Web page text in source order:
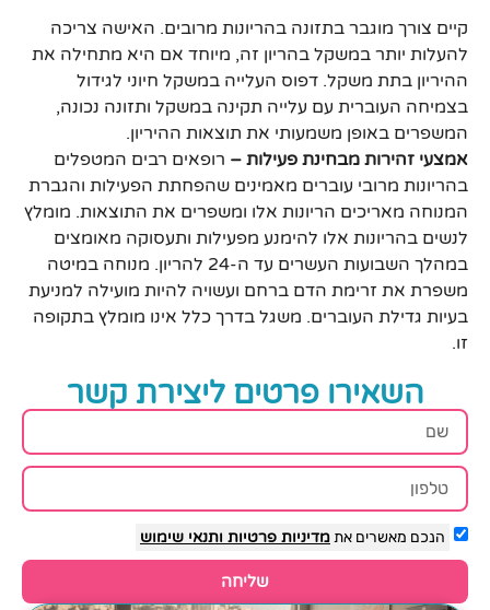
קיים צורך מוגבר בתזונה בהריונות מרובים. האישה צריכה
להעלות יותר במשקל בהריון זה, מיוחד אם היא מתחילה את
ההיריון בתת משקל. דפוס העלייה במשקל חיוני לגידול
בצמיחה העוברית עם עלייה תקינה במשקל ותזונה נכונה,
המשפרים באופן משמעותי את תוצאות ההיריון.
אמצעי זהירות מבחינת פעילות – רופאים רבים המטפלים
בהריונות מרובי עוברים מאמינים שהפחתת הפעילות והגברת
המנוחה מאריכים הריונות אלו ומשפרים את התוצאות. מומלץ
לנשים בהריונות אלו להימנע מפעילות ותעסוקה מאומצים
במהלך השבועות העשרים עד ה-24 להריון. מנוחה במיטה
משפרת את זרימת הדם ברחם ועשויה להיות מועילה למניעת
בעיות גדילת העוברים. משגל בדרך כלל אינו מומלץ בתקופה
זו.
השאירו פרטים ליצירת קשר
הנכם מאשרים אתמדיניות פרטיות ותנאי שימוש
שליחה